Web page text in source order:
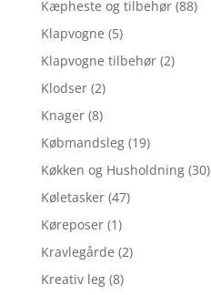
Kæpheste og tilbehør (88)
Klapvogne (5)
Klapvogne tilbehør (2)
Klodser (2)
Knager (8)
Købmandsleg (19)
Køkken og Husholdning (30)
Køletasker (47)
Køreposer (1)
Kravlegårde (2)
Kreativ leg (8)